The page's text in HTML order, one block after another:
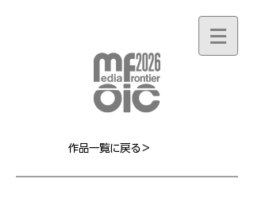
作品一覧に戻る＞